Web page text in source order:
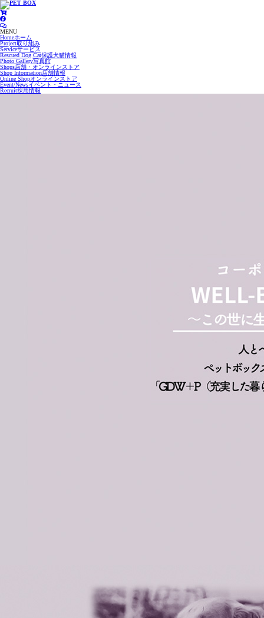
MENU
Homeホーム
Project取り組み
Serviceサービス
Rescued Dog Cat保護犬猫情報
Photo Gallery写真館
Shops店舗・オンラインストア
Shop Information店舗情報
Online Shopオンラインストア
Event/Newsイベント・ニュース
Recruit採用情報